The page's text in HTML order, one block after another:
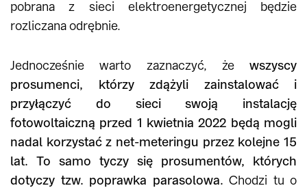
pobrana z sieci elektroenergetycznej będzie
rozliczana odrębnie.
Jednocześnie warto zaznaczyć, że wszyscy
prosumenci, którzy zdążyli zainstalować i
przyłączyć do sieci swoją instalację
fotowoltaiczną przed 1 kwietnia 2022 będą mogli
nadal korzystać z net-meteringu przez kolejne 15
lat. To samo tyczy się prosumentów, których
dotyczy tzw. poprawka parasolowa. Chodzi tu o